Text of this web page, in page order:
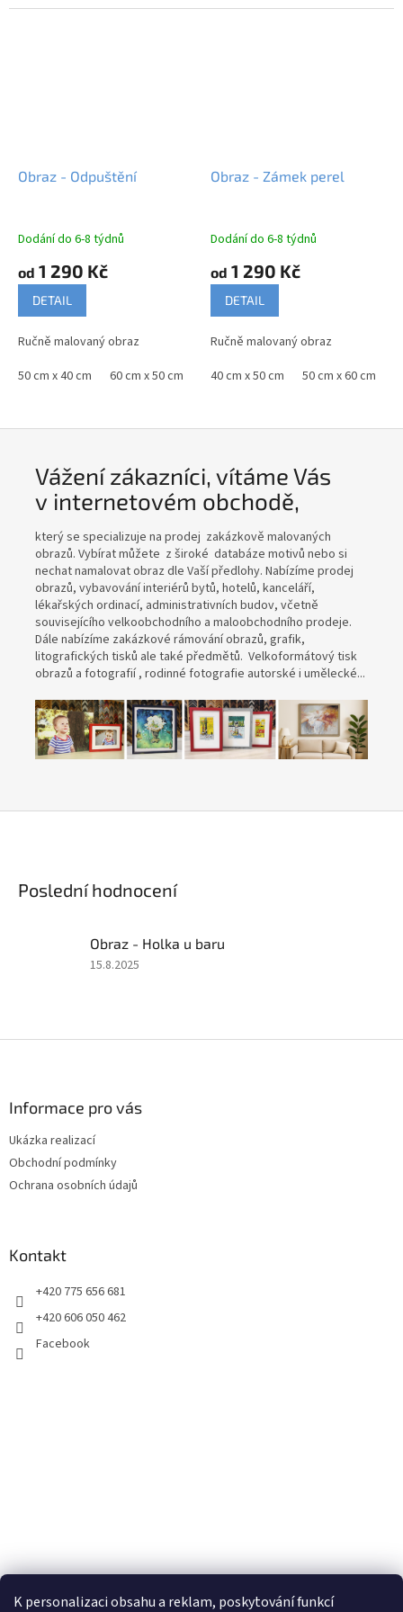
K personalizaci obsahu a reklam, poskytování funkcí
Obraz - Odpuštění
Dodání do 6-8 týdnů
od 1 290 Kč
DETAIL
Ručně malovaný obraz
50 cm x 40 cm
60 cm x 50 cm 70 cm x 60 cm 90 cm x 75 cm
Obraz - Zámek perel
Dodání do 6-8 týdnů
od 1 290 Kč
DETAIL
Ručně malovaný obraz
40 cm x 50 cm
50 cm x 60 cm
Vážení zákazníci, vítáme Vás
v internetovém obchodě,
který se specializuje na prodej zakázkově malovaných
obrazů. Vybírat můžete z široké databáze motivů nebo si
nechat namalovat obraz dle Vaší předlohy. Nabízíme prodej
obrazů, vybavování interiérů bytů, hotelů, kanceláří,
lékařských ordinací, administrativních budov, včetně
souvisejícího velkoobchodního a maloobchodního prodeje.
Dále nabízíme zakázkové rámování obrazů, grafik,
litografických tisků ale také předmětů. Velkoformátový tisk
obrazů a fotografií , rodinné fotografie autorské i umělecké...
Poslední hodnocení
Obraz - Holka u baru
Hodnocení
15.8.2025
Informace pro vás
Ukázka realizací
Obchodní podmínky
Ochrana osobních údajů
Kontakt
+420 775 656 681
+420 606 050 462
Facebook